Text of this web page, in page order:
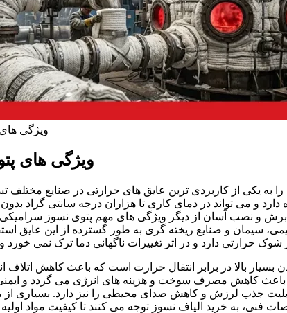
ویژگی
ویژگی های
به یکی از کاربردی ترین عایق های حرارتی در صنایع
دارد و می تواند در دمای کاری تا هزاران درجه سانتی گراد
برش و نصب آسان از دیگر ویژگی های مهم پتوی نسوز
سیمان و صنایع ریخته گری به طور گسترده از این عایق
بسیار بالا در برابر انتقال حرارت است که باعث کاهش اتلاف
باعث کاهش مصرف سوخت و هزینه های انرژی می گردد و
قابلیت جذب لرزش و کاهش صدای محیطی را نیز دارد. بسیاری